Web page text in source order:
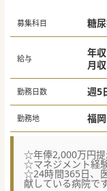
募集科目 糖
給与
年
月
勤務日数 週5
勤務地
☆年俸2,000万円提
☆マネジメント経
☆24時間365日、
献している病院で